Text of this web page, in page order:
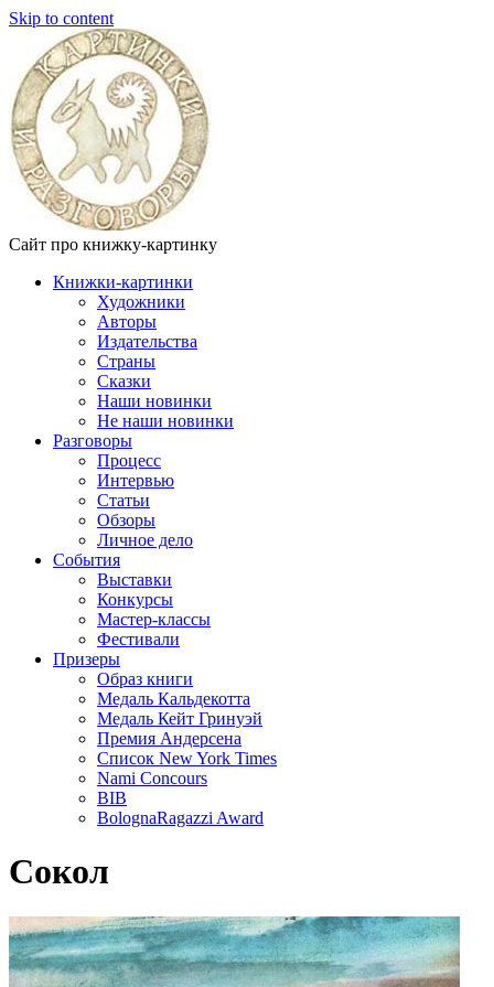
Skip to content
Сайт про книжку-картинку
Книжки-картинки
Художники
Авторы
Издательства
Страны
Сказки
Наши новинки
Не наши новинки
Разговоры
Процесс
Интервью
Статьи
Обзоры
Личное дело
События
Выставки
Конкурсы
Мастер-классы
Фестивали
Призеры
Образ книги
Медаль Кальдекотта
Медаль Кейт Гринуэй
Премия Андерсена
Список New York Times
Nami Concours
BIB
BolognaRagazzi Award
Сокол